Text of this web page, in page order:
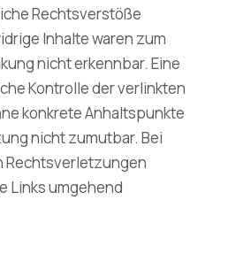
Rechtsverstöße
Inhalte waren zum
nicht erkennbar. Eine
Kontrolle der verlinkten
konkrete Anhaltspunkte
nicht zumutbar. Bei
Rechtsverletzungen
Links umgehend